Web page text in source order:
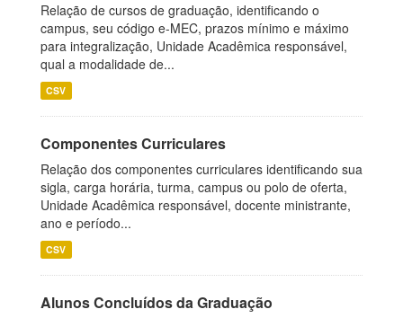
Relação de cursos de graduação, identificando o
campus, seu código e-MEC, prazos mínimo e máximo
para integralização, Unidade Acadêmica responsável,
qual a modalidade de...
CSV
Componentes Curriculares
Relação dos componentes curriculares identificando sua
sigla, carga horária, turma, campus ou polo de oferta,
Unidade Acadêmica responsável, docente ministrante,
ano e período...
CSV
Alunos Concluídos da Graduação